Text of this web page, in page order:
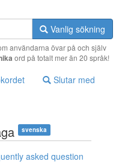
Vanlig sökning
användarna övar på och själv
ord på totalt mer än 20 språk!
Slutar med
svenska
asked question